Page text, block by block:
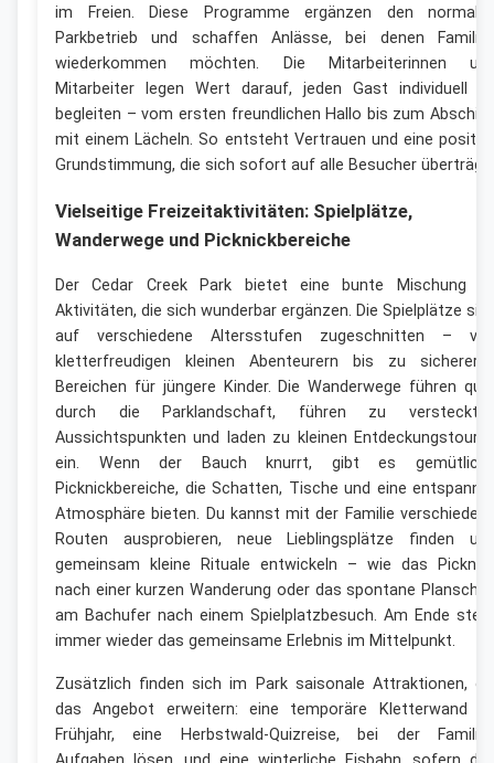
im Freien. Diese Programme ergänzen den
Parkbetrieb und schaffen Anlässe, bei denen
wiederkommen möchten. Die Mitarbeiterinnen
Mitarbeiter legen Wert darauf, jeden Gast individuell
begleiten – vom ersten freundlichen Hallo bis zum
mit einem Lächeln. So entsteht Vertrauen und eine
Grundstimmung, die sich sofort auf alle Besucher überträgt.
Vielseitige Freizeitaktivitäten: Spielplätze,
Wanderwege und Picknickbereiche
Der Cedar Creek Park bietet eine bunte Mischung
Aktivitäten, die sich wunderbar ergänzen. Die Spielplätze
auf verschiedene Altersstufen zugeschnitten –
kletterfreudigen kleinen Abenteurern bis zu
Bereichen für jüngere Kinder. Die Wanderwege führen
durch die Parklandschaft, führen zu
Aussichtspunkten und laden zu kleinen
ein. Wenn der Bauch knurrt, gibt es
Picknickbereiche, die Schatten, Tische und eine
Atmosphäre bieten. Du kannst mit der Familie
Routen ausprobieren, neue Lieblingsplätze finden
gemeinsam kleine Rituale entwickeln – wie das
nach einer kurzen Wanderung oder das spontane
am Bachufer nach einem Spielplatzbesuch. Am Ende
immer wieder das gemeinsame Erlebnis im Mittelpunkt.
Zusätzlich finden sich im Park saisonale Attraktionen,
das Angebot erweitern: eine temporäre Kletterwand
Frühjahr, eine Herbstwald-Quizreise, bei der